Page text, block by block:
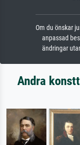
Om du önskar
anpassad
ändringar
Andra